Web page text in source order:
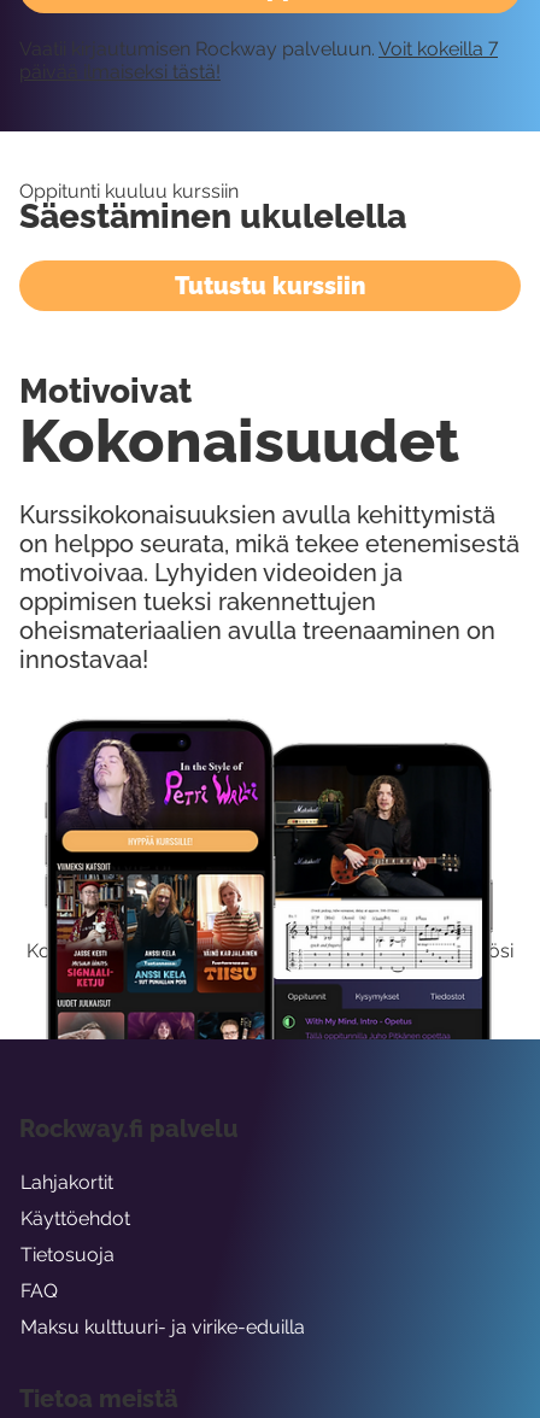
Kokeile Ilmaiseksi
Kokeilemalla ilmaiseksi saat koko sisältömme käyttöösi
viikon ajaksi.
Vaatii kirjautumisen Rockway palveluun. Voit kokeilla 7
päivää ilmaiseksi tästä!
Oppitunti kuuluu kurssiin
Säestäminen ukulelella
Tutustu kurssiin
Kurssikokonaisuuksien avulla kehittymistä
on helppo seurata, mikä tekee etenemisestä
motivoivaa. Lyhyiden videoiden ja
oppimisen tueksi rakennettujen
oheismateriaalien avulla treenaaminen on
innostavaa!
Kokonaisuudet
Motivoivat
Rockway.fi palvelu
Lahjakortit
Käyttöehdot
Tietosuoja
FAQ
Maksu kulttuuri- ja virike-eduilla
Tietoa meistä